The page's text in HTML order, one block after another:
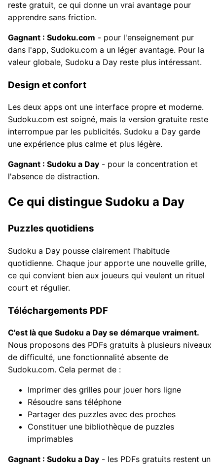
reste gratuit, ce qui donne un vrai avantage pour
apprendre sans friction.
Gagnant : Sudoku.com - pour l'enseignement pur
dans l'app, Sudoku.com a un léger avantage. Pour la
valeur globale, Sudoku a Day reste plus intéressant.
Design et confort
Les deux apps ont une interface propre et moderne.
Sudoku.com est soigné, mais la version gratuite reste
interrompue par les publicités. Sudoku a Day garde
une expérience plus calme et plus légère.
Gagnant : Sudoku a Day - pour la concentration et
l'absence de distraction.
Ce qui distingue Sudoku a Day
Puzzles quotidiens
Sudoku a Day pousse clairement l'habitude
quotidienne. Chaque jour apporte une nouvelle grille,
ce qui convient bien aux joueurs qui veulent un rituel
court et régulier.
Téléchargements PDF
C'est là que Sudoku a Day se démarque vraiment.
Nous proposons des PDFs gratuits à plusieurs niveaux
de difficulté, une fonctionnalité absente de
Sudoku.com. Cela permet de :
Imprimer des grilles pour jouer hors ligne
Résoudre sans téléphone
Partager des puzzles avec des proches
Constituer une bibliothèque de puzzles
imprimables
Gagnant : Sudoku a Day - les PDFs gratuits restent un